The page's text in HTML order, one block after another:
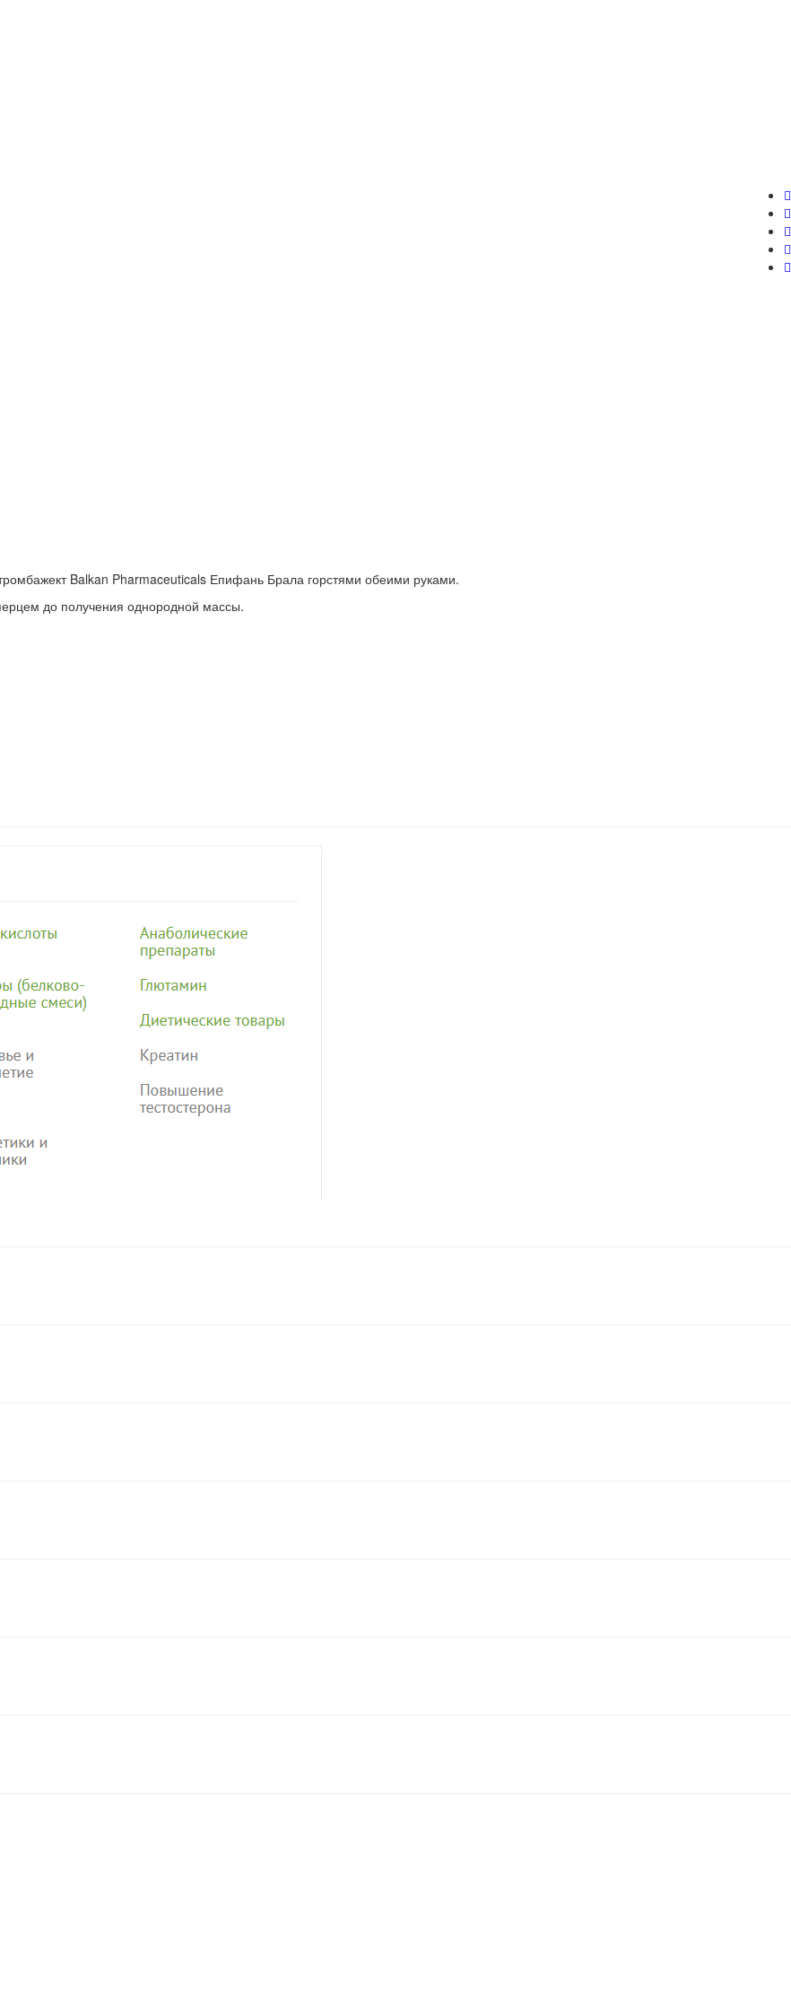
Balkan Pharmaceuticals Епифань Брала горстями обеими руками.
до получения однородной массы.